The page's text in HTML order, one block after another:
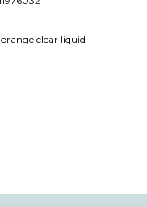
clear liquid
öneri formunu